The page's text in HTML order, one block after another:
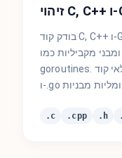
בודק קוד C, C++ ו-Go עבור תבניות ברמה נמוכה, כולל
מקביליות כמו
goroutines. גלאי קוד CudekAI מעבד קבצי .c, .cpp, .h
.c .cpp .h